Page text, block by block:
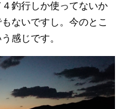
釣行しか使ってないか
ないですし。今のとこ
感じです。